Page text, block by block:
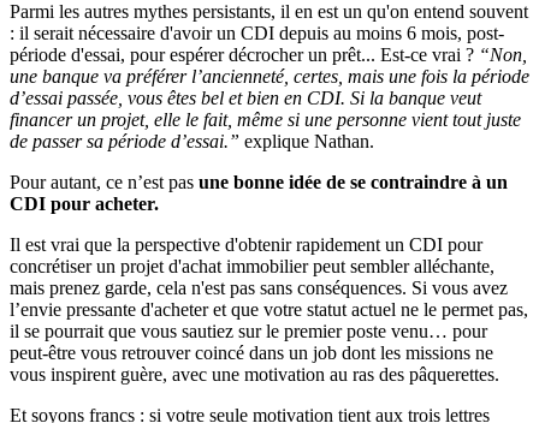
Parmi les autres mythes persistants, il en est un qu'on entend souvent
: il serait nécessaire d'avoir un CDI depuis au moins 6 mois, post-
période d'essai, pour espérer décrocher un prêt... Est-ce vrai ? “Non,
une banque va préférer l’ancienneté, certes, mais une fois la période
d’essai passée, vous êtes bel et bien en CDI. Si la banque veut
financer un projet, elle le fait, même si une personne vient tout juste
de passer sa période d’essai.” explique Nathan.
Pour autant, ce n’est pas une bonne idée de se contraindre à un
CDI pour acheter.
Il est vrai que la perspective d'obtenir rapidement un CDI pour
concrétiser un projet d'achat immobilier peut sembler alléchante,
mais prenez garde, cela n'est pas sans conséquences. Si vous avez
l’envie pressante d'acheter et que votre statut actuel ne le permet pas,
il se pourrait que vous sautiez sur le premier poste venu… pour
peut-être vous retrouver coincé dans un job dont les missions ne
vous inspirent guère, avec une motivation au ras des pâquerettes.
Et soyons francs : si votre seule motivation tient aux trois lettres